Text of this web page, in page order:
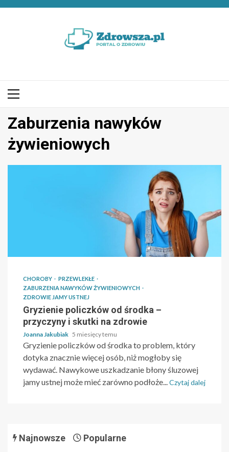
Przejdź
Menu
Zaburzenia nawyków
żywieniowych
CHOROBY
PRZEWLEKŁE
ZABURZENIA NAWYKÓW ŻYWIENIOWYCH
ZDROWIE JAMY USTNEJ
Gryzienie policzków od środka –
przyczyny i skutki na zdrowie
Joanna Jakubiak 5 miesięcy temu
Gryzienie policzków od środka to problem, który
dotyka znacznie więcej osób, niż mogłoby się
wydawać. Nawykowe uszkadzanie błony śluzowej
jamy ustnej może mieć zarówno podłoże...Czytaj dalej
Najnowsze Popularne